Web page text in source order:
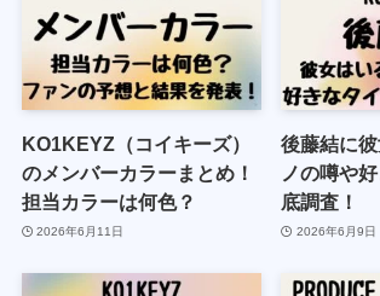
KO1KEYZ（コイキーズ）
のメンバーカラーまとめ！
担当カラーは何色？
2026年6月11日
後藤結に
ノの噂や
底調査！
2026年6月9日